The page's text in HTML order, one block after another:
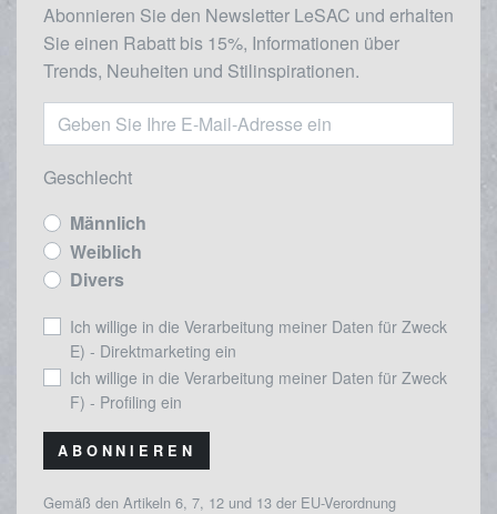
Abonnieren Sie den Newsletter LeSAC und erhalten
Sie einen Rabatt bis 15%, Informationen über
Trends, Neuheiten und Stilinspirationen.
Geschlecht
Männlich
Weiblich
Divers
Ich willige in die Verarbeitung meiner Daten für Zweck
E) - Direktmarketing ein
Ich willige in die Verarbeitung meiner Daten für Zweck
F) - Profiling ein
ABONNIEREN
Gemäß den Artikeln 6, 7, 12 und 13 der EU-Verordnung